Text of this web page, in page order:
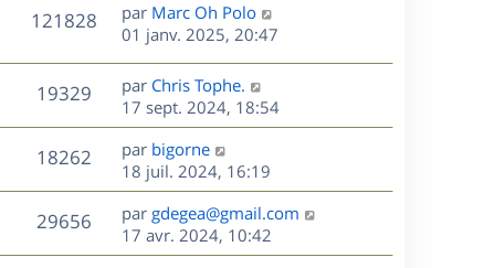
g
e
s
s
a
g
e
s
r
m
e
s
s
a
g
e
e
n
i
r
m
e
s
s
a
g
e
121828V
u
D
e
i
e
r
m
e
s
s
a
par Marc Oh Polo
01 janv. 2025, 20:47
19329V
u
e
D
e
r
n
i
e
r
m
e
par Chris Tophe.
17 sept. 2024, 18:54
18262V
u
e
D
e
r
n
i
e
par bigorne
18 juil. 2024, 16:19
29656V
u
D
e
r
par gdegea@gmail.com
17 avr. 2024, 10:42